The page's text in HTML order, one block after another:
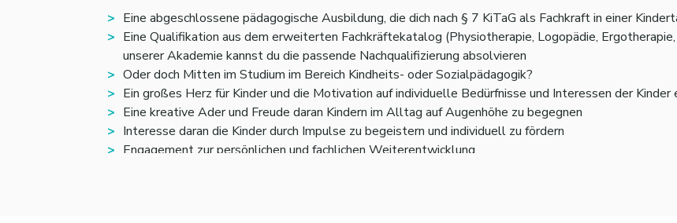
Eine abgeschlossene pädagogische Ausbildung, die dich nach § 7 KiTaG als Fachkraft in einer
Eine Qualifikation aus dem erweiterten Fachkräftekatalog (Physiotherapie, Logopädie,
unserer Akademie kannst du die passende Nachqualifizierung absolvieren
Oder doch Mitten im Studium im Bereich Kindheits- oder Sozialpädagogik?
Ein großes Herz für Kinder und die Motivation auf individuelle Bedürfnisse und Interessen der Kinder
Eine kreative Ader und Freude daran Kindern im Alltag auf Augenhöhe zu begegnen
Interesse daran die Kinder durch Impulse zu begeistern und individuell zu fördern
Engagement zur persönlichen und fachlichen Weiterentwicklung